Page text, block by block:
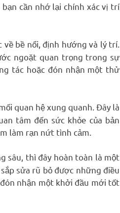
, bạn cần nhớ lại chính xác vị trí
bề nổi, định hướng và lý trí.
ngoặt quan trọng trong sự
tác hoặc đón nhận một thử
quan hệ xung quanh. Đây là
tâm đến sức khỏe của bản
làm rạn nứt tình cảm.
sâu, thì đây hoàn toàn là một
sửa rũ bỏ được những điều
nhận một khởi đầu mới tốt